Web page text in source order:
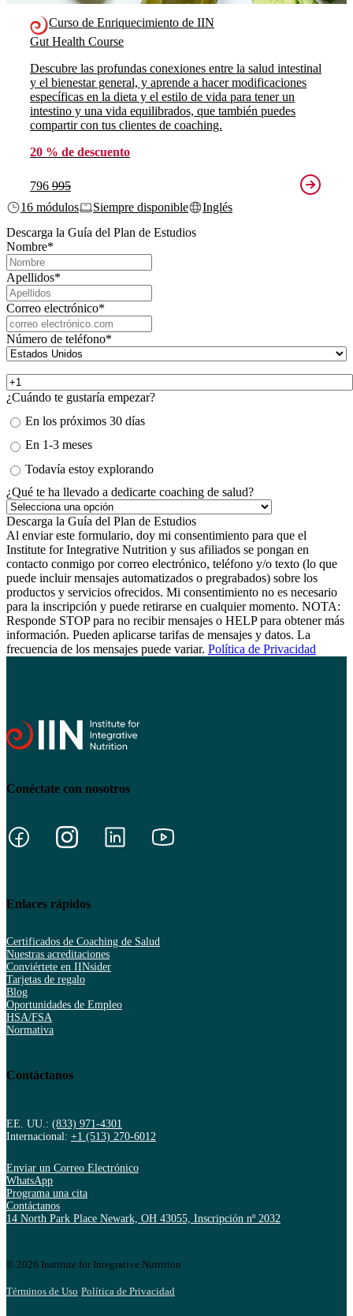
Curso de Enriquecimiento de IIN
Gut Health Course
Descubre las profundas conexiones entre la salud intestinal
y el bienestar general, y aprende a hacer modificaciones
específicas en la dieta y el estilo de vida para tener un
intestino y una vida equilibrados, que también puedes
compartir con tus clientes de coaching.
20 % de descuento
796 995
16 módulos
Siempre disponible
Inglés
Descarga la Guía del Plan de Estudios
Nombre*
Apellidos*
Correo electrónico*
Número de teléfono*
¿Cuándo te gustaría empezar?
En los próximos 30 días
En 1-3 meses
Todavía estoy explorando
¿Qué te ha llevado a dedicarte coaching de salud?
Al enviar este formulario, doy mi consentimiento para que el
Institute for Integrative Nutrition y sus afiliados se pongan en
contacto conmigo por correo electrónico, teléfono y/o texto (lo que
puede incluir mensajes automatizados o pregrabados) sobre los
productos y servicios ofrecidos. Mi consentimiento no es necesario
para la inscripción y puede retirarse en cualquier momento. NOTA:
Responde STOP para no recibir mensajes o HELP para obtener más
información. Pueden aplicarse tarifas de mensajes y datos. La
frecuencia de los mensajes puede variar. Política de Privacidad
Conéctate con nosotros
Enlaces rápidos
Certificados de Coaching de Salud
Nuestras acreditaciones
Conviértete en IINsider
Tarjetas de regalo
Blog
Oportunidades de Empleo
HSA/FSA
Normativa
Contáctanos
EE. UU.: (833) 971-4301
Internacional: +1 (513) 270-6012
Enviar un Correo Electrónico
WhatsApp
Programa una cita
Contáctanos
14 North Park Place Newark, OH 43055, Inscripción nº 2032
© 2026 Institute for Integrative Nutrition
Términos de Uso Política de Privacidad